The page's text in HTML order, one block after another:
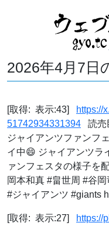
2026年4月7日
[取得: 表示:43]
https://
51742934331394 読売
ジャイアンツファンフ
イ中😄 ジャイアンツラ
ァンフェスタの様子を
岡本和真 #畠世周 #谷
#ジャイアンツ #giants
[取得: 表示:27]
https://